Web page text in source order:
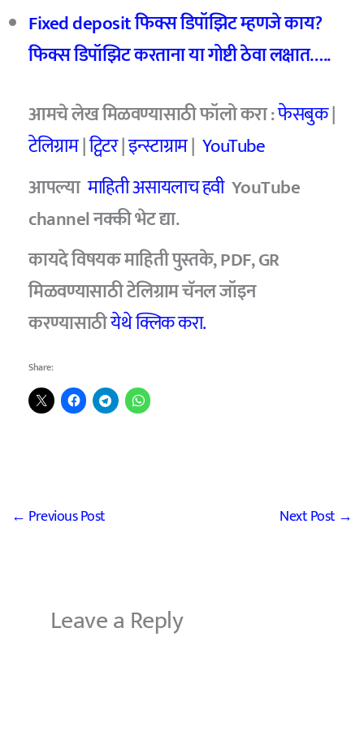
Fixed depositफिक्स डिपॉझिट म्हणजे काय?
फिक्स डिपॉझिट करताना या गोष्टी ठेवा लक्षात…..
आमचेलेख मिळवण्यासाठी फॉलो करा :फेसबुक|
टेलिग्राम|ट्विटर|इन्स्टाग्राम| YouTube
आपल्या माहिती असायलाच हवी YouTube
channelनक्की भेट द्या.
कायदे विषयक माहिती पुस्तके, PDF, GR
मिळवण्यासाठी टेलिग्राम चॅनल जॉइन
करण्यासाठीयेथे क्लिक करा.
Share:
← Previous Post Next Post →
Leave a Reply